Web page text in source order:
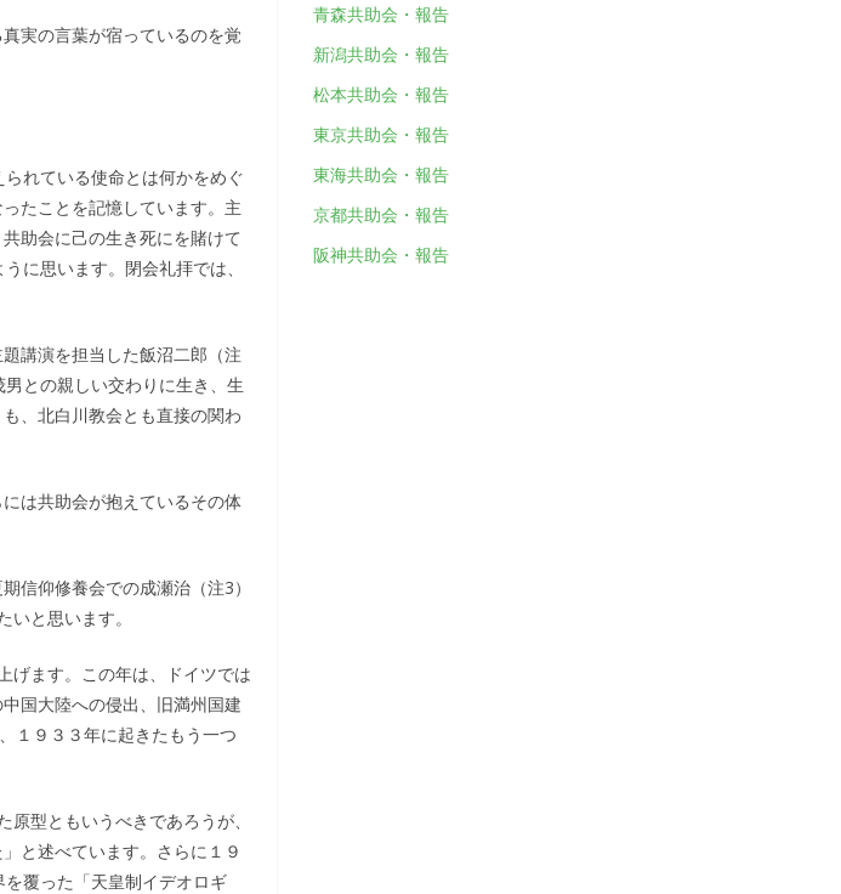
実の言葉が宿っているのを覚
れている使命とは何かをめぐ
たことを記憶しています。主
助会に己の生き死にを賭けて
に思います。閉会礼拝では、
講演を担当した飯沼二郎（注
との親しい交わりに生き、生
、北白川教会とも直接の関わ
は共助会が抱えているその体
信仰修養会での成瀬治（注3）
と思います。
げます。この年は、ドイツでは
国大陸への侵出、旧満州国建
１９３３年に起きたもう一つ
型ともいうべきであろうが、
と述べています。さらに１９
覆った「天皇制イデオロギ
青森共助会・報告
新潟共助会・報告
松本共助会・報告
東京共助会・報告
東海共助会・報告
京都共助会・報告
阪神共助会・報告